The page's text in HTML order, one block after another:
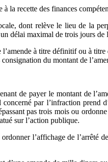
la recette des finances
dont relève le lieu de la
délai maximal de trois jours de
à titre définitif ou à
du montant de
de payer le montant de
par l’infraction prend
pas trois mois ou
sur l’action publique.
l’affichage de l’arrêté